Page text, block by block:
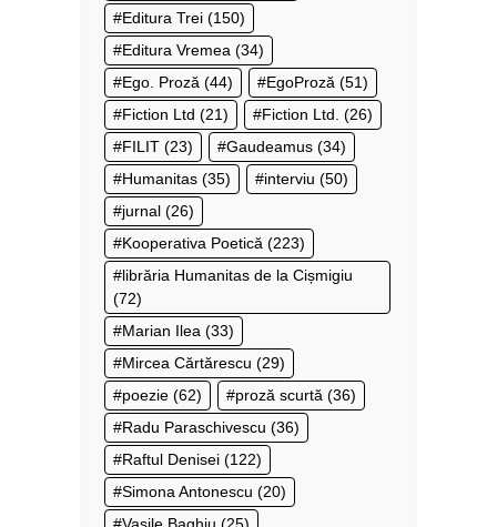
Editura Trei (150)
Editura Vremea (34)
Ego. Proză (44) EgoProză (51)
Fiction Ltd (21) Fiction Ltd. (26)
FILIT (23) Gaudeamus (34)
Humanitas (35) interviu (50)
jurnal (26)
Kooperativa Poetică (223)
librăria Humanitas de la Cișmigiu
(72)
Marian Ilea (33)
Mircea Cărtărescu (29)
poezie (62) proză scurtă (36)
Radu Paraschivescu (36)
Raftul Denisei (122)
Simona Antonescu (20)
Vasile Baghiu (25)